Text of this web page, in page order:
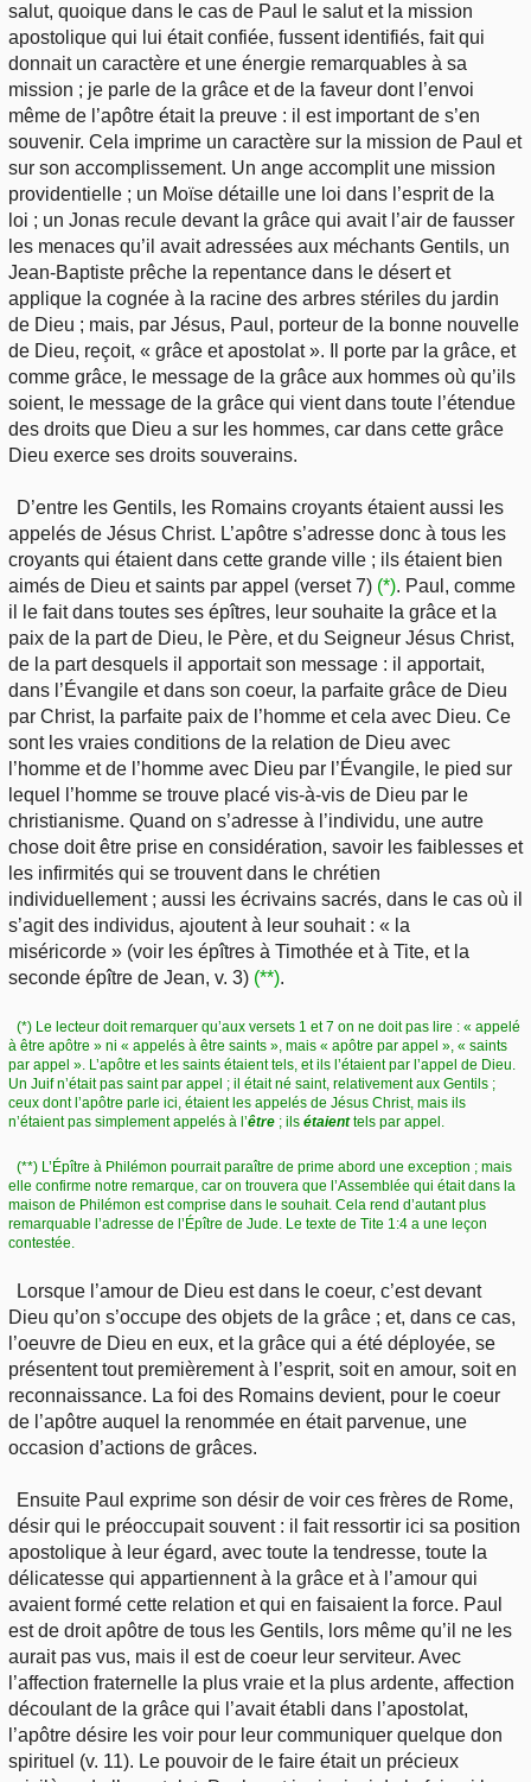
salut, quoique dans le cas de Paul le salut et la mission
apostolique qui lui était confiée, fussent identifiés, fait qui
donnait un caractère et une énergie remarquables à sa
mission ; je parle de la grâce et de la faveur dont l’envoi
même de l’apôtre était la preuve : il est important de s’en
souvenir. Cela imprime un caractère sur la mission de Paul et
sur son accomplissement. Un ange accomplit une mission
providentielle ; un Moïse détaille une loi dans l’esprit de la
loi ; un Jonas recule devant la grâce qui avait l’air de fausser
les menaces qu’il avait adressées aux méchants Gentils, un
Jean-Baptiste prêche la repentance dans le désert et
applique la cognée à la racine des arbres stériles du jardin
de Dieu ; mais, par Jésus, Paul, porteur de la bonne nouvelle
de Dieu, reçoit, « grâce et apostolat ». Il porte par la grâce, et
comme grâce, le message de la grâce aux hommes où qu’ils
soient, le message de la grâce qui vient dans toute l’étendue
des droits que Dieu a sur les hommes, car dans cette grâce
Dieu exerce ses droits souverains.
D’entre les Gentils, les Romains croyants étaient aussi les
appelés de Jésus Christ. L’apôtre s’adresse donc à tous les
croyants qui étaient dans cette grande ville ; ils étaient bien
aimés de Dieu et saints par appel (verset 7) (*). Paul, comme
il le fait dans toutes ses épîtres, leur souhaite la grâce et la
paix de la part de Dieu, le Père, et du Seigneur Jésus Christ,
de la part desquels il apportait son message : il apportait,
dans l’Évangile et dans son coeur, la parfaite grâce de Dieu
par Christ, la parfaite paix de l’homme et cela avec Dieu. Ce
sont les vraies conditions de la relation de Dieu avec
l’homme et de l’homme avec Dieu par l’Évangile, le pied sur
lequel l’homme se trouve placé vis-à-vis de Dieu par le
christianisme. Quand on s’adresse à l’individu, une autre
chose doit être prise en considération, savoir les faiblesses et
les infirmités qui se trouvent dans le chrétien
individuellement ; aussi les écrivains sacrés, dans le cas où il
s’agit des individus, ajoutent à leur souhait : « la
miséricorde » (voir les épîtres à Timothée et à Tite, et la
seconde épître de Jean, v. 3) (**).
(*) Le lecteur doit remarquer qu’aux versets 1 et 7 on ne doit pas lire : « appelé
à être apôtre » ni « appelés à être saints », mais « apôtre par appel », « saints
par appel ». L’apôtre et les saints étaient tels, et ils l’étaient par l’appel de Dieu.
Un Juif n’était pas saint par appel ; il était né saint, relativement aux Gentils ;
ceux dont l’apôtre parle ici, étaient les appelés de Jésus Christ, mais ils
n’étaient pas simplement appelés à l’être ; ils étaienttels par appel.
(**) L’Épître à Philémon pourrait paraître de prime abord une exception ; mais
elle confirme notre remarque, car on trouvera que l’Assemblée qui était dans la
maison de Philémon est comprise dans le souhait. Cela rend d’autant plus
remarquable l’adresse de l’Épître de Jude. Le texte de Tite 1:4 a une leçon
contestée.
Lorsque l’amour de Dieu est dans le coeur, c’est devant
Dieu qu’on s’occupe des objets de la grâce ; et, dans ce cas,
l’oeuvre de Dieu en eux, et la grâce qui a été déployée, se
présentent tout premièrement à l’esprit, soit en amour, soit en
reconnaissance. La foi des Romains devient, pour le coeur
de l’apôtre auquel la renommée en était parvenue, une
occasion d’actions de grâces.
Ensuite Paul exprime son désir de voir ces frères de Rome,
désir qui le préoccupait souvent : il fait ressortir ici sa position
apostolique à leur égard, avec toute la tendresse, toute la
délicatesse qui appartiennent à la grâce et à l’amour qui
avaient formé cette relation et qui en faisaient la force. Paul
est de droit apôtre de tous les Gentils, lors même qu’il ne les
aurait pas vus, mais il est de coeur leur serviteur. Avec
l’affection fraternelle la plus vraie et la plus ardente, affection
découlant de la grâce qui l’avait établi dans l’apostolat,
l’apôtre désire les voir pour leur communiquer quelque don
spirituel (v. 11). Le pouvoir de le faire était un précieux